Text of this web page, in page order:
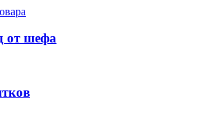
от шефа